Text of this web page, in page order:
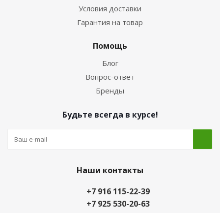
Условия доставки
Гарантия на товар
Помощь
Блог
Вопрос-ответ
Бренды
Будьте всегда в курсе!
Наши контакты
+7 916 115-22-39
+7 925 530-20-63